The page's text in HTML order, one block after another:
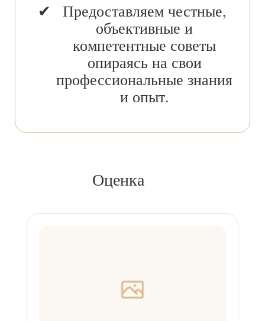
Предоставляем честные,
объективные и
компетентные советы
опираясь на свои
профессиональные знания
и опыт.
Оценка